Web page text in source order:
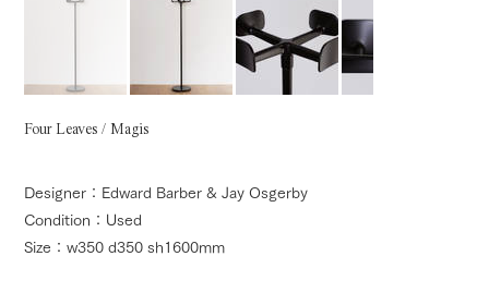
Four Leaves / Magis
Designer：Edward Barber & Jay Osgerby
Condition：Used
Size：w350 d350 sh1600mm